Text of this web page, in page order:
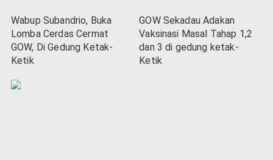
Wabup Subandrio, Buka
Lomba Cerdas Cermat
GOW, Di Gedung Ketak-
Ketik
GOW Sekadau Adakan
Vaksinasi Masal Tahap 1,2
dan 3 di gedung ketak-
Ketik